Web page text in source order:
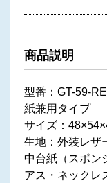
商品説明
型番：GT-59-
紙兼用タイプ
サイズ：
生地：外装レザ
中台紙（スポン
アス・ネックレ